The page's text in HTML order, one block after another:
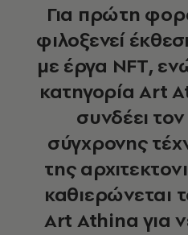
Για πρώτη
φιλοξενεί
με έργα NFT,
κατηγορία Art
συνδέει
σύγχρονης
της
καθιερώνεται
Art Athina για